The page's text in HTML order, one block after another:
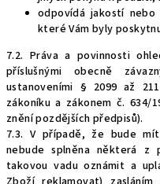
odpovídá jakostí
které Vám byly
7.2. Práva a povinnosti
příslušnými obecně
ustanoveními § 2099 až
zákoníku a zákonem č.
znění pozdějších předpisů).
7.3. V případě, že bude
nebude splněna některá z
takovou vadu oznámit a